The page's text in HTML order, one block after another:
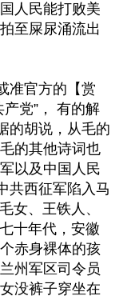
人民能打败美
至屎尿涌流出
准官方的【赏
党”， 有的解
的胡说，从毛的
的其他诗词也
以及中国人民
共西征军陷入马
女、王铁人、
十年代，安徽
赤身裸体的孩
州军区司令员
没裤子穿坐在